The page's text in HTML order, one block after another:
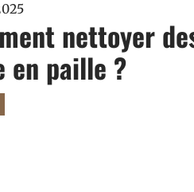
nettoyer
en paille ?